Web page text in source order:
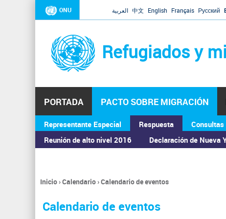
ONU العربية 中文 English Français Русский
Refugiados y
PORTADA PACTO SOBRE MIGRACIÓN
Representante Especial
Respuesta
Reunión de alto nivel 2016
Declaración de Nueva
Consultas
ASAMBLEA GENERAL
Se
encuentra
usted
Inicio›Calendario›Calendario de eventos
Calendario de eventos